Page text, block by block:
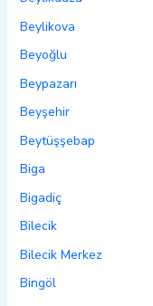
Beylikova
Beyoğlu
Beypazarı
Beyşehir
Beytüşşebap
Biga
Bigadiç
Bilecik
Bilecik Merkez
Bingöl